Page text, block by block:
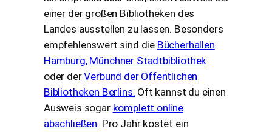
einer der großen Bibliotheken des
Landes ausstellen zu lassen. Besonders
empfehlenswert sind die Bücherhallen
Hamburg, Münchner Stadtbibliothek
oder derVerbund der Öffentlichen
Bibliotheken Berlins. Oft kannst du einen
Ausweis sogar komplett online
abschließen. Pro Jahr kostet ein